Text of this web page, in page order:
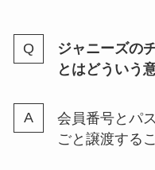
ジャニーズの
とはどういう
会員番号とパ
ごと譲渡する